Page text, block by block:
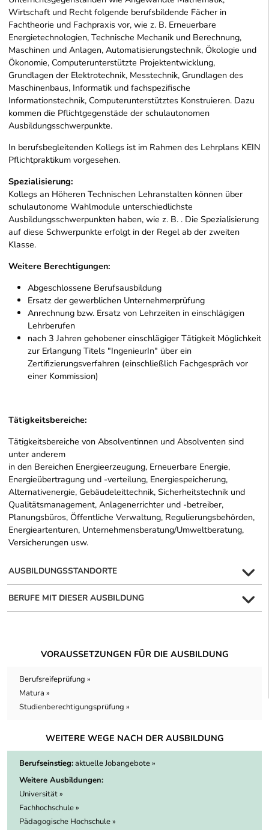
Wirtschaft und Recht folgende berufsbildende Fächer in
Fachtheorie und Fachpraxis vor, wie z. B. Erneuerbare
Energietechnologien, Technische Mechanik und Berechnung,
Maschinen und Anlagen, Automatisierungstechnik, Ökologie und
Ökonomie, Computerunterstützte Projektentwicklung,
Grundlagen der Elektrotechnik, Messtechnik, Grundlagen des
Maschinenbaus, Informatik und fachspezifische
Informationstechnik, Computerunterstütztes Konstruieren. Dazu
kommen die Pflichtgegenstäde der schulautonomen
Ausbildungsschwerpunkte.
In berufsbegleitenden Kollegs ist im Rahmen des Lehrplans KEIN
Pflichtpraktikum vorgesehen.
Spezialisierung:
Kollegs an Höheren Technischen Lehranstalten können über
schulautonome Wahlmodule unterschiedlichste
Ausbildungsschwerpunkten haben, wie z. B. . Die Spezialisierung
auf diese Schwerpunkte erfolgt in der Regel ab der zweiten
Klasse.
Weitere Berechtigungen:
Abgeschlossene Berufsausbildung
Ersatz der gewerblichen Unternehmerprüfung
Anrechnung bzw. Ersatz von Lehrzeiten in einschlägigen
Lehrberufen
nach 3 Jahren gehobener einschlägiger Tätigkeit Möglichkeit
zur Erlangung Titels "IngenieurIn" über ein
Zertifizierungsverfahren (einschließlich Fachgespräch vor
einer Kommission)
Tätigkeitsbereiche:
Tätigkeitsbereiche von Absolventinnen und Absolventen sind
unter anderem
in den Bereichen Energieerzeugung, Erneuerbare Energie,
Energieübertragung und -verteilung, Energiespeicherung,
Alternativenergie, Gebäudeleittechnik, Sicherheitstechnik und
Qualitätsmanagement, Anlagenerrichter und -betreiber,
Planungsbüros, Öffentliche Verwaltung, Regulierungsbehörden,
Energieartenturen, Unternehmensberatung/Umweltberatung,
Versicherungen usw.
AUSBILDUNGSSTANDORTE
BERUFE MIT DIESER AUSBILDUNG
VORAUSSETZUNGEN FÜR DIE AUSBILDUNG
Berufsreifeprüfung »
Matura »
Studienberechtigungsprüfung »
WEITERE WEGE NACH DER AUSBILDUNG
Berufseinstieg:aktuelle Jobangebote »
Weitere Ausbildungen:
Universität »
Fachhochschule »
Pädagogische Hochschule »